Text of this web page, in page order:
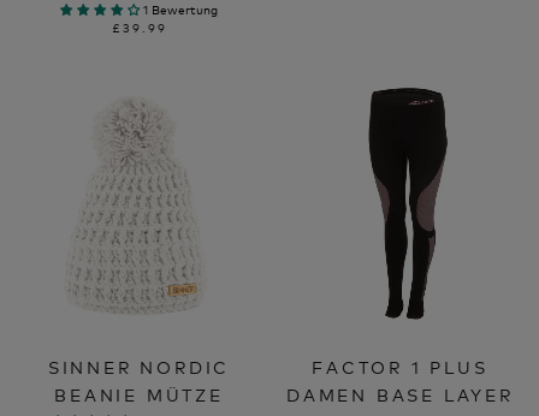
1 Bewertung
£39.99
SINNER NORDIC
BEANIE MÜTZE
FACTOR 1 PLUS
DAMEN BASE LAYER